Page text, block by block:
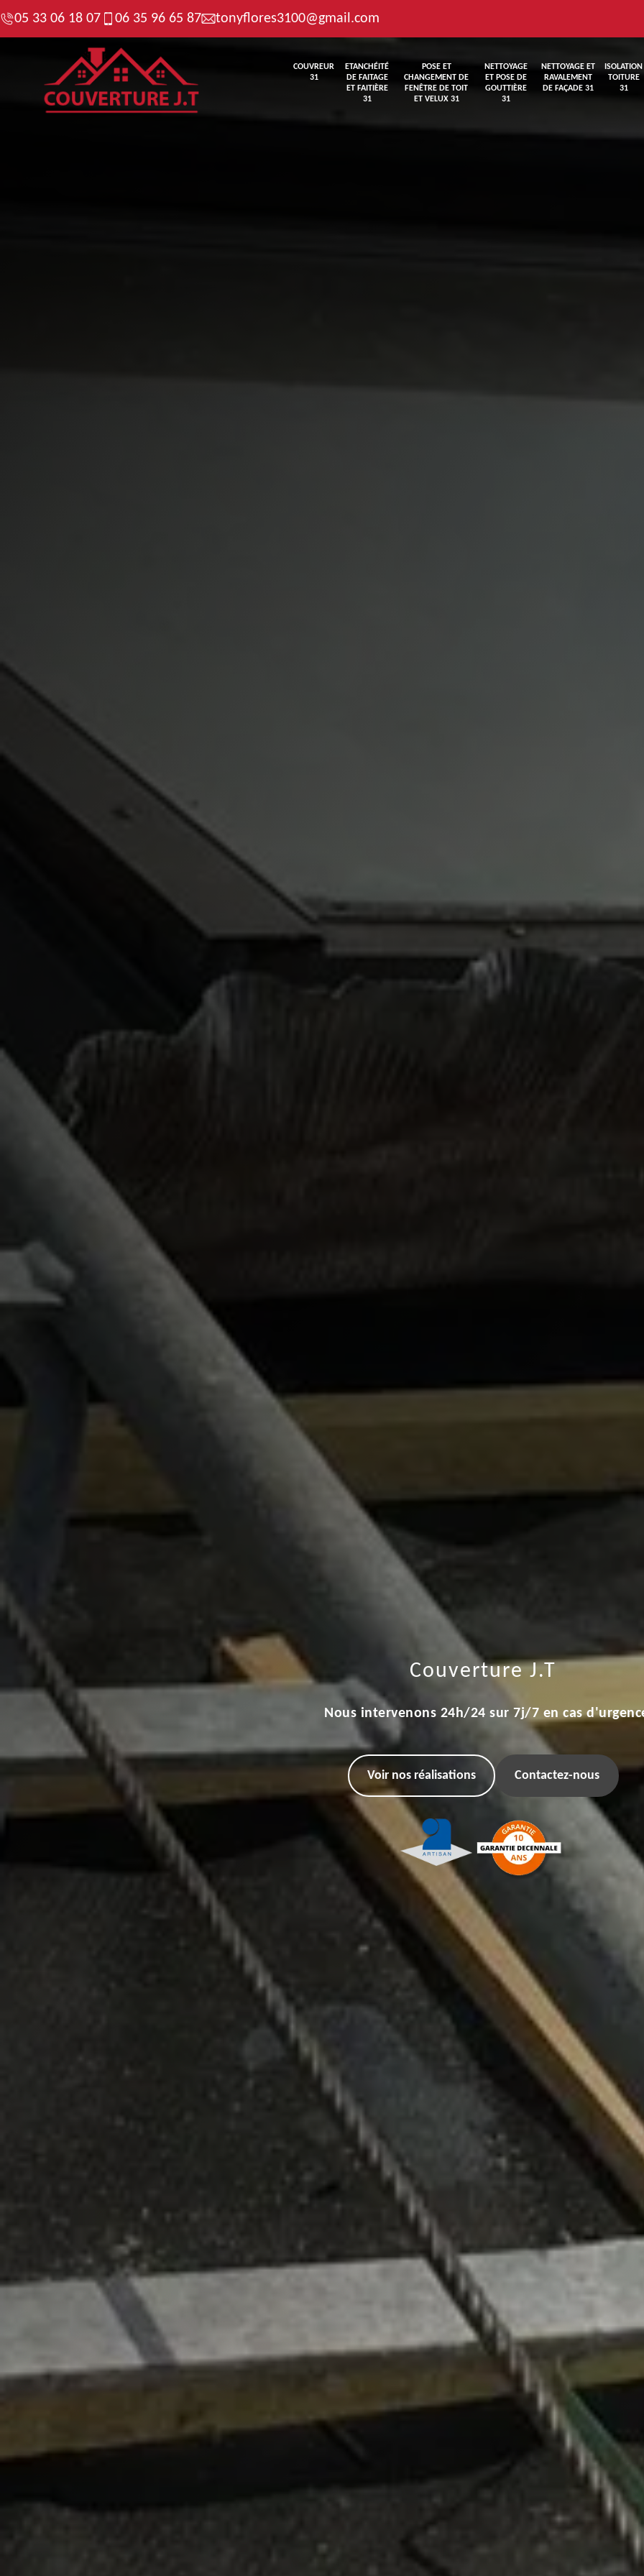
05 33 06 18 07 06 35 96 65 87 tonyflores3100@gmail.com
COUVREUR
31
ETANCHÉITÉ
DE FAITAGE
ET FAITIÈRE
31
POSE ET
CHANGEMENT DE
FENÊTRE DE TOIT
ET VELUX 31
NETTOYAGE
ET POSE DE
GOUTTIÈRE
31
NETTOYAGE ET
RAVALEMENT
DE FAÇADE 31
ISOLATION
TOITURE
31
Couverture J.T
Nous intervenons 24h/24 sur 7j/7 en cas
Voir nos réalisations Contactez-nous